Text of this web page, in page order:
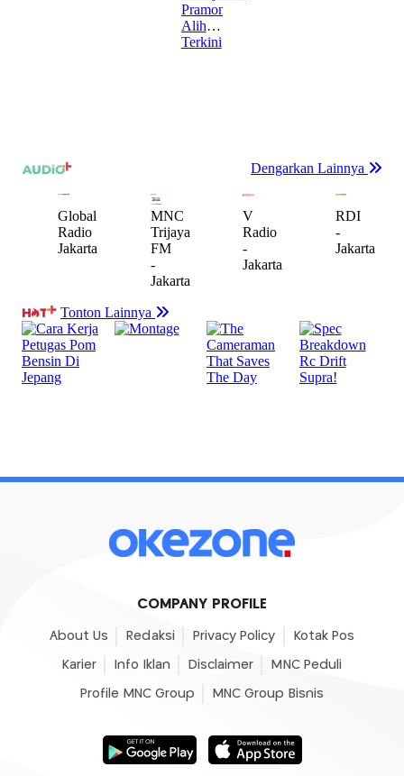
COMPANY PROFILE
About Us Redaksi Privacy Policy Kotak Pos
Karier Info Iklan Disclaimer MNC Peduli
Profile MNC Group MNC Group Bisnis